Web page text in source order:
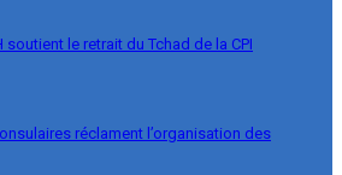
soutient le retrait du Tchad de la CPI
réclament l’organisation des